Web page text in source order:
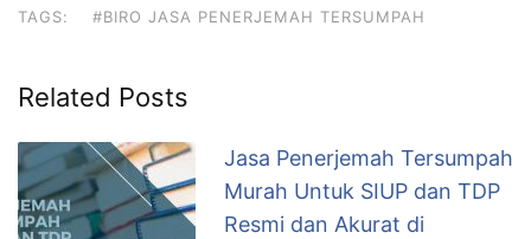
TAGS: #BIRO JASA PENERJEMAH TERSUMPAH
Related Posts
Jasa Penerjemah Tersumpah
Murah Untuk SIUP dan TDP
Resmi dan Akurat di